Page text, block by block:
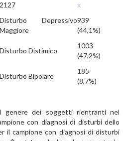
2127
x
Disturbo Depressivo
Maggiore
939
(44,1%)
Disturbo Distimico
1003
(47,2%)
Disturbo Bipolare
185
(8,7%)
genere dei soggetti rientranti nel
con diagnosi di disturbi dello
il campione con diagnosi di disturbi